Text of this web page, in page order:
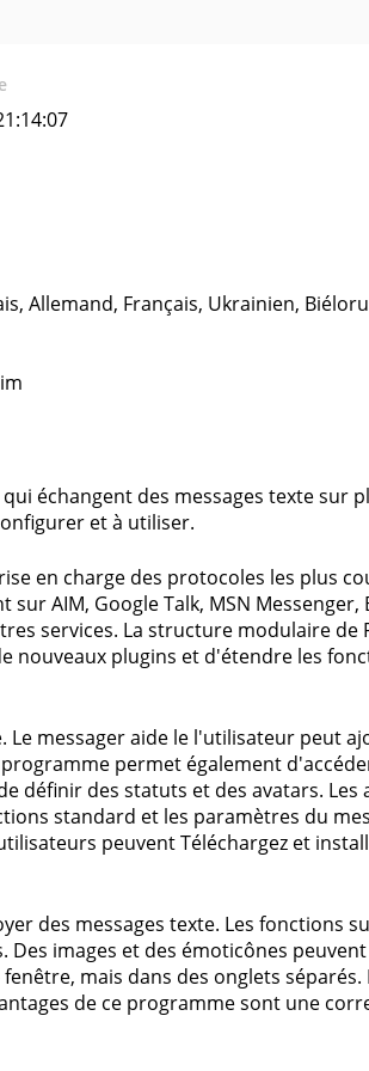
Allemand, Français, Ukrainien,
échangent des messages texte sur
et à utiliser.
en charge des protocoles les plus
AIM, Google Talk, MSN Messenger,
services. La structure modulaire de
nouveaux plugins et d'étendre les
Le messager aide le l'utilisateur peut
permet également
définir des statuts et des avatars. Les
standard et les paramètres du
peuvent Téléchargez et
des messages texte. Les fonctions
images et des émoticônes
mais dans des onglets
de ce programme sont une